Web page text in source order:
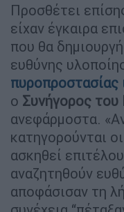
Προσθέτει
είχαν έγκαιρα
που θα
ευθύνης
πυροπροστασίας
ο Συνήγορος του
ανεφάρμοστα.
κατηγορούνται
ασκηθεί
αναζητηθούν
αποφάσισαν τη